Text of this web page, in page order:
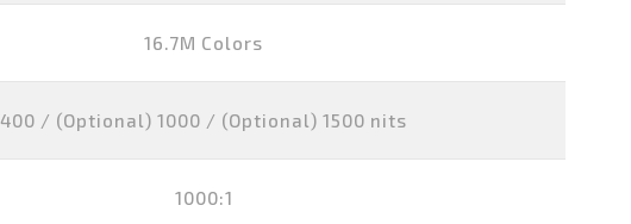
16.7M Colors
400 / (Optional) 1000 / (Optional) 1500 nits
1000:1